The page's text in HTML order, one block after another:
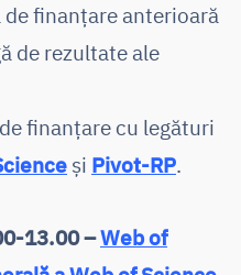
finanțare anterioară
de rezultate ale
finanțare cu legături
și Pivot-RP.
13.00 –Web of